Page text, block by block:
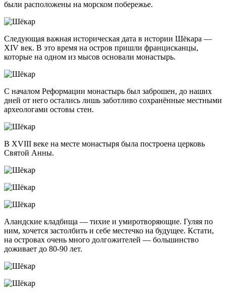
были расположены на морском побережье.
Следующая важная историческая дата в истории Шёкара —
XIV век. В это время на остров пришли францисканцы,
которые на одном из мысов основали монастырь.
С началом Реформации монастырь был заброшен, до наших
дней от него остались лишь заботливо сохранённые местными
археологами остовы стен.
В XVIII веке на месте монастыря была построена церковь
Святой Анны.
Аландские кладбища — тихие и умиротворяющие. Гуляя по
ним, хочется застолбить и себе местечко на будущее. Кстати,
на островах очень много долгожителей — большинство
доживает до 80-90 лет.